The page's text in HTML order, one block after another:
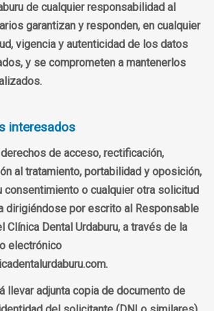
de cualquier responsabilidad al
garantizan y responden, en cualquier
vigencia y autenticidad de los datos
y se comprometen a mantenerlos
interesados
de acceso, rectificación,
al tratamiento, portabilidad y oposición,
consentimiento o cualquier otra solicitud
dirigiéndose por escrito al Responsable
Clínica Dental Urdaburu, a través de la
electrónico
llevar adjunta copia de documento de